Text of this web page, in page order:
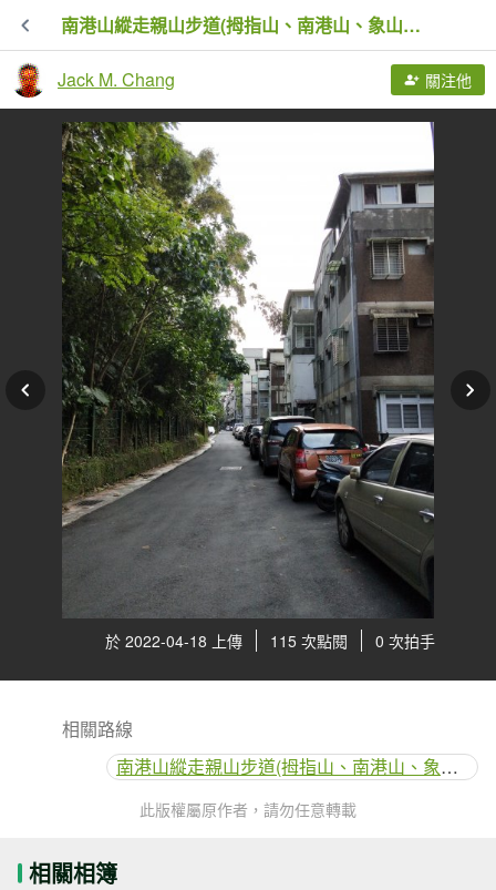
南港山縱走親山步道(拇指山、南港山、象山、九五峰)
Jack M. Chang 關注他
於 2022-04-18 上傳 115 次點閱 0 次拍手
相關路線
南港山縱走親山步道(拇指山、南港山、象山、九五峰)
此版權屬原作者，請勿任意轉載
相關相簿